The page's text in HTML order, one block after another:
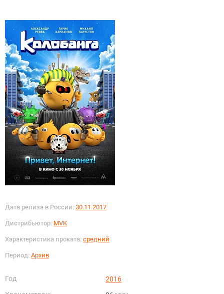
Дата релиза в России: 30.11.2017
Дистрибьютор: MVK
Характеристика проката: средний
Период: Архив
Год
2016